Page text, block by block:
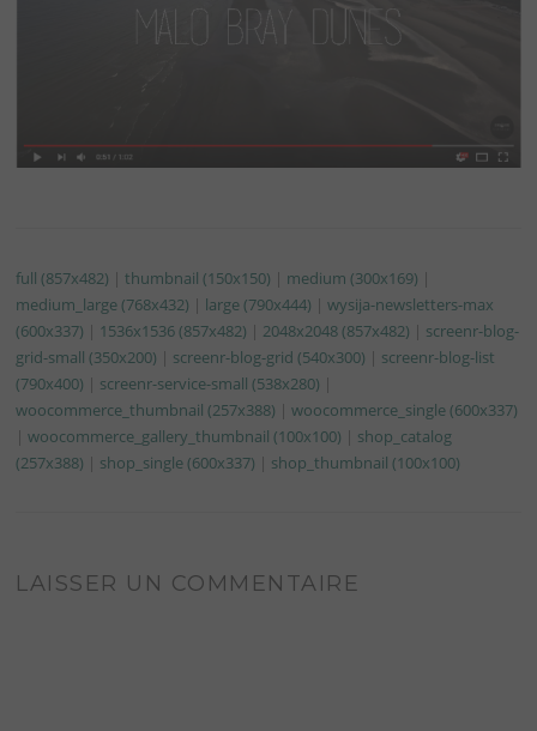
full (857x482) |thumbnail (150x150) | medium (300x169) |
medium_large (768x432) | large (790x444) |wysija-newsletters-max
(600x337) | 1536x1536 (857x482) | 2048x2048 (857x482) | screenr-blog-
grid-small (350x200) | screenr-blog-grid (540x300) | screenr-blog-list
(790x400) | screenr-service-small (538x280) |
woocommerce_thumbnail (257x388) |woocommerce_single (600x337)
|woocommerce_gallery_thumbnail (100x100) | shop_catalog
(257x388) | shop_single (600x337) | shop_thumbnail (100x100)
LAISSER UN COMMENTAIRE